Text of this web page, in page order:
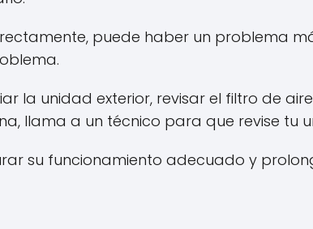
puede haber un problema
la unidad exterior, revisar el filtro de
llama a un técnico para que revise tu
su funcionamiento adecuado y